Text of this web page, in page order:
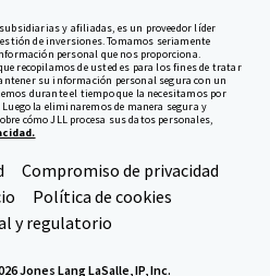
y afiliadas, es un proveedor líder
de inversiones. Tomamos seriamente
personal que nos proporciona.
recopilamos de usted es para los fines de tratar
su información personal segura con un
durante el tiempo que la necesitamos por
la eliminaremos de manera segura y
cómo JLL procesa sus datos personales,
Compromiso de privacidad
Política de cookies
y regulatorio
Jones Lang LaSalle, IP, Inc.